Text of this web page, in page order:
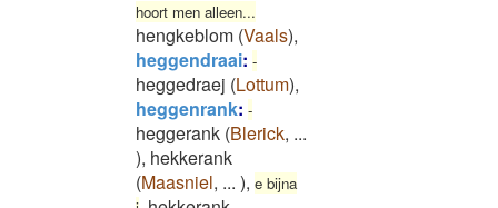
hoort men alleen...
hengkeblom (Vaals),
heggendraai: -
heggedraej (Lottum),
heggenrank: -
heggerank (Blerick, ...
), hekkerank
(Maasniel, ... ), e bijna